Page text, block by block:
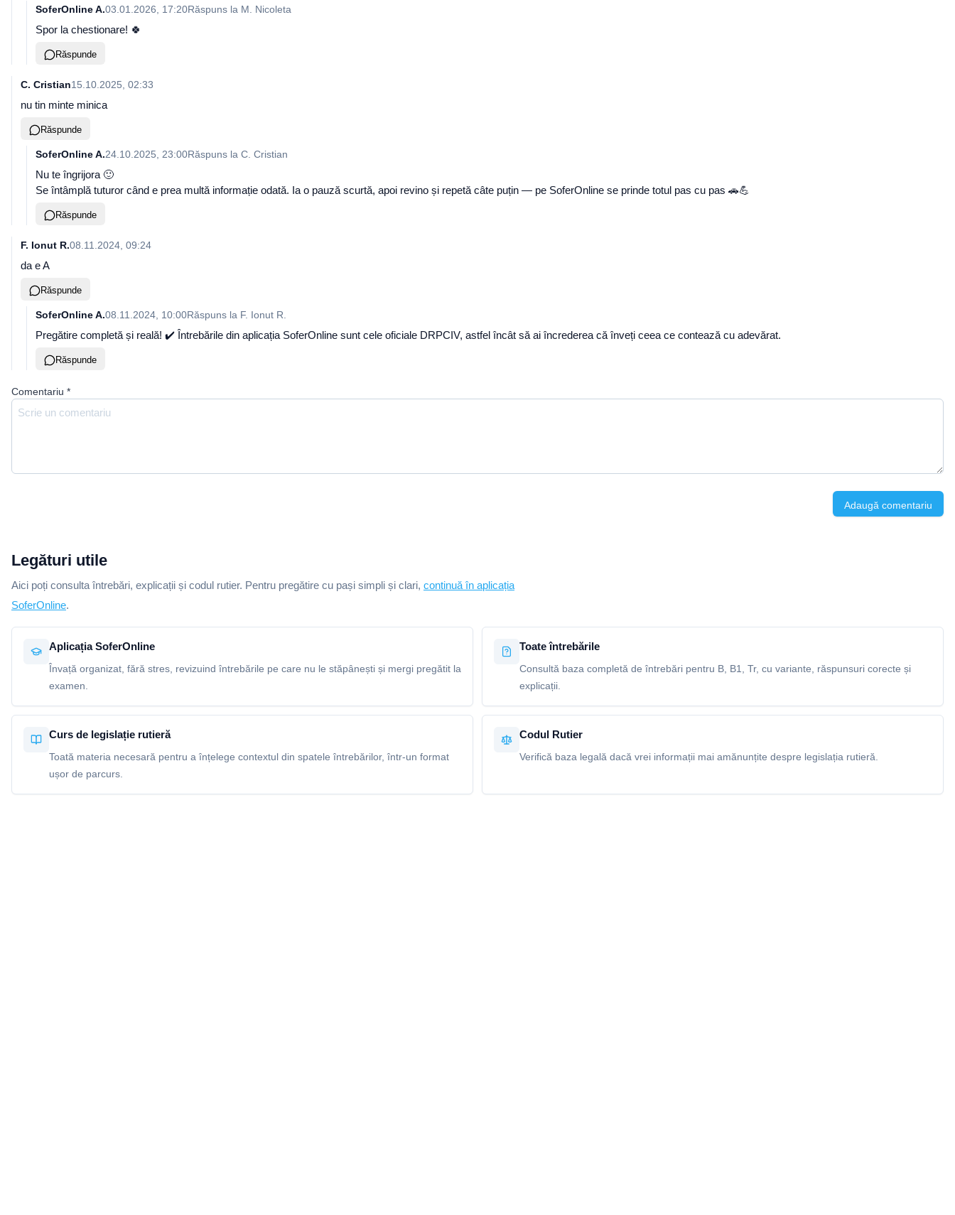
SoferOnline A.03.01.2026, 17:20Răspuns la M. Nicoleta
Spor la chestionare! 🍀
Răspunde
C. Cristian15.10.2025, 02:33
nu tin minte minica
Răspunde
SoferOnline A.24.10.2025, 23:00Răspuns la C. Cristian
Nu te îngrijora 🙂
Se întâmplă tuturor când e prea multă informație odată. Ia o pauză scurtă, apoi revino și repetă câte puțin — pe SoferOnline se prinde totul pas cu pas 🚗💪
Răspunde
F. Ionut R.08.11.2024, 09:24
da e A
Răspunde
SoferOnline A.08.11.2024, 10:00Răspuns la F. Ionut R.
Pregătire completă și reală! ✔️ Întrebările din aplicația SoferOnline sunt cele oficiale DRPCIV, astfel încât să ai încrederea că înveți ceea ce contează cu adevărat.
Răspunde
Comentariu *
Adaugă comentariu
Legături utile
Aici poți consulta întrebări, explicații și codul rutier. Pentru pregătire cu pași simpli și clari, continuă în aplicația
SoferOnline.
Aplicația SoferOnline
Învață organizat, fără stres, revizuind întrebările pe care nu le stăpânești și mergi pregătit la
examen.
Toate întrebările
Consultă baza completă de întrebări pentru B, B1, Tr, cu variante, răspunsuri corecte și
explicații.
Curs de legislație rutieră
Toată materia necesară pentru a înțelege contextul din spatele întrebărilor, într-un format
ușor de parcurs.
Codul Rutier
Verifică baza legală dacă vrei informații mai amănunțite despre legislația rutieră.